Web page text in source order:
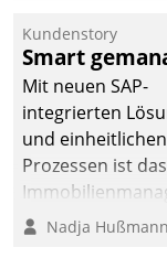
Kundenstory
Smart
Mit neuen SAP-
integrierten
und einheitlichen
Prozessen ist das
der Bayerischen
Nadja Hußmann